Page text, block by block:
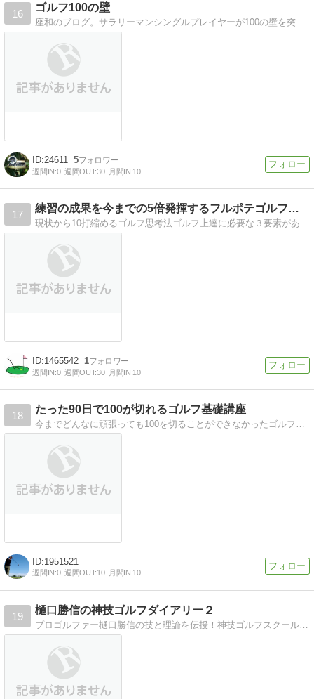
16
ゴルフ100の壁
座和のブログ。サラリーマンシングルプレイヤーが100の壁を突破するヒントや試打レポートを公開。今後は「ふぁんごる」に移行していきます。
24611 5
週間IN:0 週間OUT:30 月間IN:10
17
練習の成果を今までの5倍発揮するフルポテゴルフメソッド
1465542 1
週間IN:0 週間OUT:30 月間IN:10
18
たった90日で100が切れるゴルフ基礎講座
1951521
週間IN:0 週間OUT:10 月間IN:10
19
樋口勝信の神技ゴルフダイアリー２
プロゴルファー樋口勝信の技と理論を伝授！神技ゴルフスクール主宰・樋口勝信が長年のゴルフ人生で築き上げたメソッド